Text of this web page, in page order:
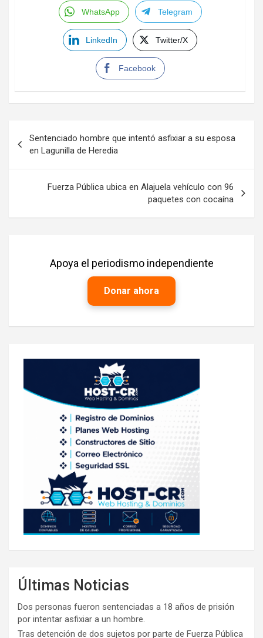
WhatsApp Telegram
LinkedIn Twitter/X
Facebook
de
entradas
Sentenciado hombre que intentó asfixiar a su esposa
en Lagunilla de Heredia
Fuerza Pública ubica en Alajuela vehículo con 96
paquetes con cocaína
Apoya el periodismo independiente
Donar ahora
Últimas Noticias
Dos personas fueron sentenciadas a 18 años de prisión
por intentar asfixiar a un hombre.
Tras detención de dos sujetos por parte de Fuerza Pública